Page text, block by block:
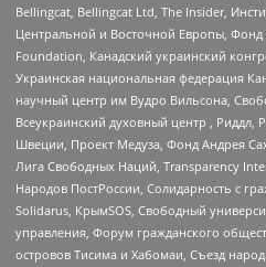
Bellingcat, Bellingcat Ltd, The Insider,
Центральной и Восточной Европы, Фонд
Foundation, Канадский украинский
Украинская национальная федерация
научный центр им Вудро Вильсона,
Всеукраинский духовный центр , Риддл,
Швеции, Проект Медуза, Фонд Андрея
Лига Свободных Наций, Transparеncy
Народов ПостРоссии, Солидарность с
Solidarus, КрымSOS, Свободный
управления, Форум гражданского
островов Тисима и Хабомаи, Съезд